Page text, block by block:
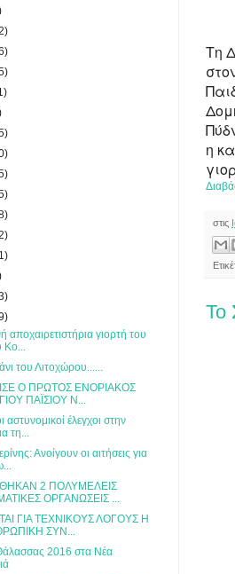
Τη
η
στις
Το
αποχαιρετιστήρια γιορτή του
του Λιτοχώρου......
Ο ΠΡΩΤΟΣ ΕΝΟΡΙΑΚΟΣ
ΠΑΪΣΙΟΥ Ν...
αστυνομικοί έλεγχοι στην
τη...
Ανοίγουν οι αιτήσεις για
2 ΠΟΛΥΜΕΛΕΙΣ
ΟΡΓΑΝΩΣΕΙΣ ...
ΓΙΑ ΤΕΧΝΙΚΟΥΣ ΛΟΓΟΥΣ Η
ΣΥΝ...
2016 στα Νέα